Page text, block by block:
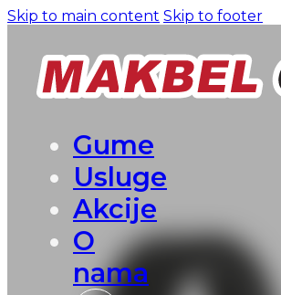
Skip to main content Skip to footer
Gume
Usluge
Akcije
O
nama